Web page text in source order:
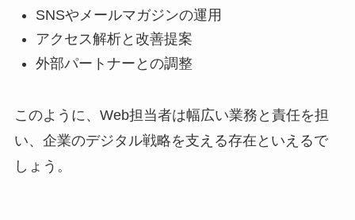
SNSやメールマガジンの運用
アクセス解析と改善提案
外部パートナーとの調整
このように、Web担当者は幅広い業務と責任を担
い、企業のデジタル戦略を支える存在といえるで
しょう。